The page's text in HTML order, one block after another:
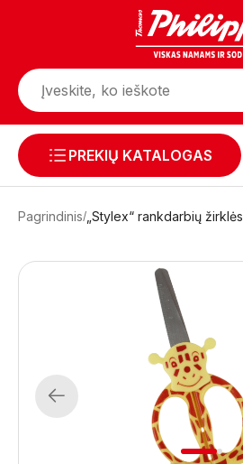
PREKIŲ KATALOGAS
Pagrindinis „Stylex“ rankdarbių žirklės
Previous
1 2